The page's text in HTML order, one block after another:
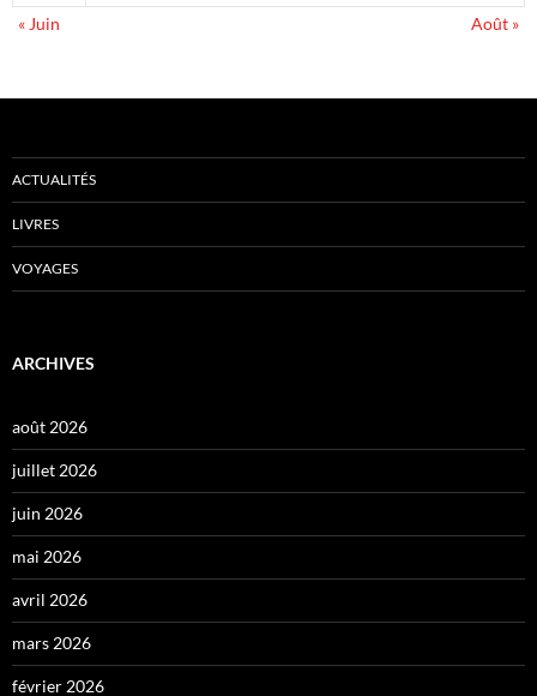
« Juin
Août »
ACTUALITÉS
LIVRES
VOYAGES
ARCHIVES
août 2026
juillet 2026
juin 2026
mai 2026
avril 2026
mars 2026
février 2026